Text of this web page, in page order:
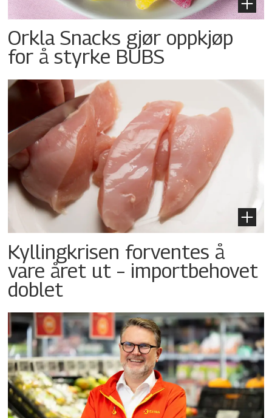
Orkla Snacks gjør oppkjøp
for å styrke BUBS
Kyllingkrisen forventes å
vare året ut – importbehovet
doblet